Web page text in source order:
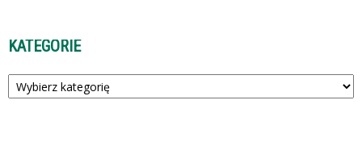
KATEGORIE
Kategorie